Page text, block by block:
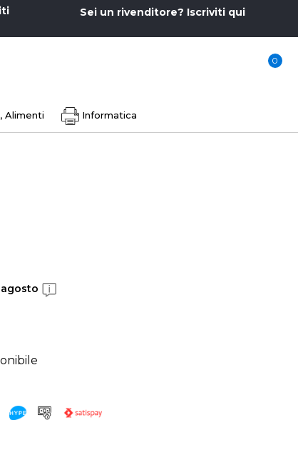
Sei un rivenditore? Iscriviti qui
0
Alimenti
Informatica
agosto